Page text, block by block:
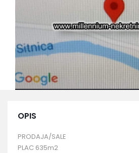
OPIS
PRODAJA/SALE
PLAC 635m2